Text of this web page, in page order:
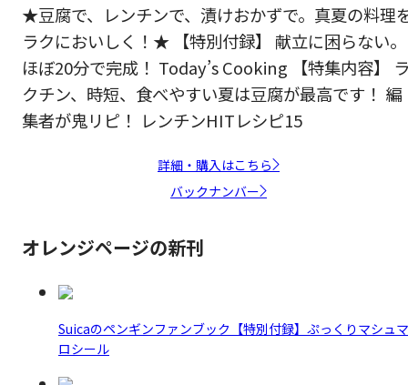
★豆腐で、レンチンで、漬けおかずで。真夏の料理
ラクにおいしく！★ 【特別付録】 献立に困らない。
ほぼ20分で完成！ Today’s Cooking 【特集内容】
クチン、時短、食べやすい夏は豆腐が最高です！ 編
集者が鬼リピ！ レンチンHITレシピ15
詳細・購入はこちら
バックナンバー
オレンジページの新刊
Suicaのペンギンファンブック【特別付録】ぷっくりマシュマ
ロシール